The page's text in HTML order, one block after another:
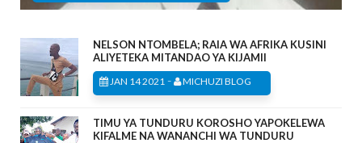
NELSON NTOMBELA; RAIA WA AFRIKA KUSINI
ALIYETEKA MITANDAO YA KIJAMII
JAN 14 2021 - MICHUZI BLOG
TIMU YA TUNDURU KOROSHO YAPOKELEWA
KIFALME NA WANANCHI WA TUNDURU